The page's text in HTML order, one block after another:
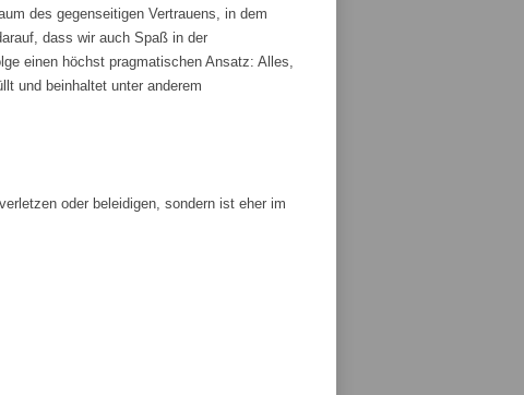
des gegenseitigen Vertrauens, in dem
dass wir auch Spaß in der
einen höchst pragmatischen Ansatz: Alles,
und beinhaltet unter anderem
oder beleidigen, sondern ist eher im